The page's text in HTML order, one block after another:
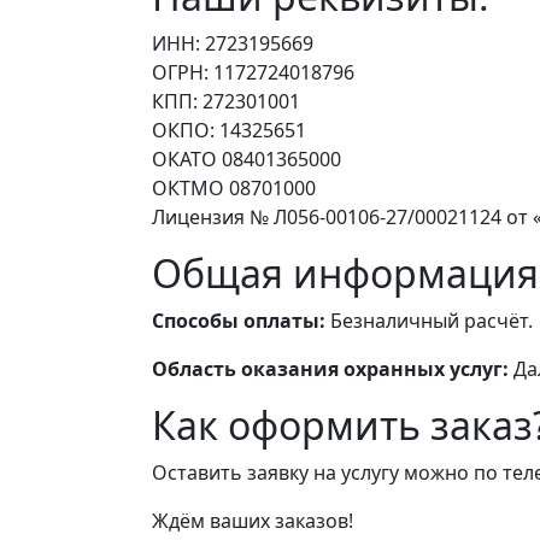
ИНН: 2723195669
ОГРН: 1172724018796
КПП: 272301001
ОКПО: 14325651
ОКАТО 08401365000
ОКТМО 08701000
Лицензия № Л056-00106-27/00021124 от
Общая
Способы оплаты: Безналичный расчёт.
Область оказания охранных услуг:
Как оформить
Оставить заявку на услугу можно по
Ждём ваших заказов!